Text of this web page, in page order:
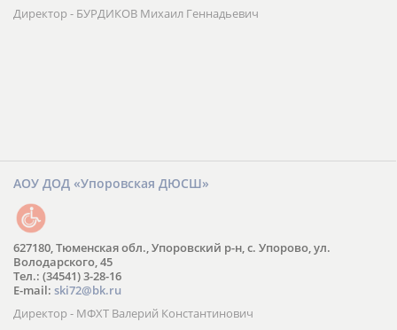
Директор - БУРДИКОВ Михаил Геннадьевич
АОУ ДОД «Упоровская ДЮСШ»
627180, Тюменская обл., Упоровский р-н, с. Упорово, ул.
Володарского, 45
Тел.: (34541) 3-28-16
E-mail: ski72@bk.ru
Директор - МФХТ Валерий Константинович